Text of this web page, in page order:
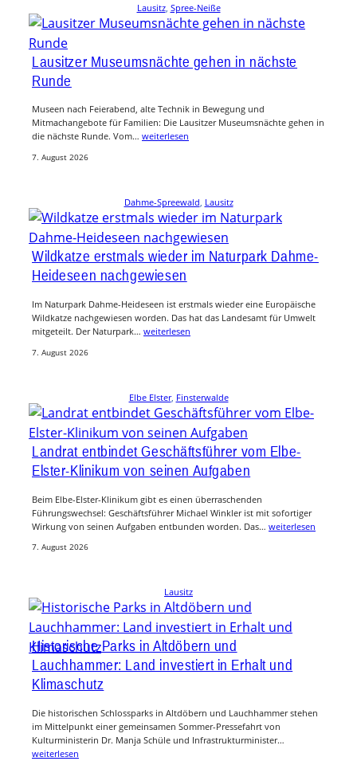
Lausitz, Spree-Neiße
Lausitzer Museumsnächte gehen in nächste
Runde
Museen nach Feierabend, alte Technik in Bewegung und
Mitmachangebote für Familien: Die Lausitzer Museumsnächte gehen in
die nächste Runde. Vom… weiterlesen
7. August 2026
Dahme-Spreewald, Lausitz
Wildkatze erstmals wieder im Naturpark Dahme-
Heideseen nachgewiesen
Im Naturpark Dahme-Heideseen ist erstmals wieder eine Europäische
Wildkatze nachgewiesen worden. Das hat das Landesamt für Umwelt
mitgeteilt. Der Naturpark… weiterlesen
7. August 2026
Elbe Elster, Finsterwalde
Landrat entbindet Geschäftsführer vom Elbe-
Elster-Klinikum von seinen Aufgaben
Beim Elbe-Elster-Klinikum gibt es einen überraschenden
Führungswechsel: Geschäftsführer Michael Winkler ist mit sofortiger
Wirkung von seinen Aufgaben entbunden worden. Das… weiterlesen
7. August 2026
Lausitz
Historische Parks in Altdöbern und
Lauchhammer: Land investiert in Erhalt und
Klimaschutz
Die historischen Schlossparks in Altdöbern und Lauchhammer stehen
im Mittelpunkt einer gemeinsamen Sommer-Pressefahrt von
Kulturministerin Dr. Manja Schüle und Infrastrukturminister…
weiterlesen